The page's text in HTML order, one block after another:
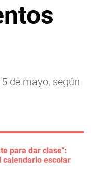
de mayo, según
para dar clase":
calendario escolar